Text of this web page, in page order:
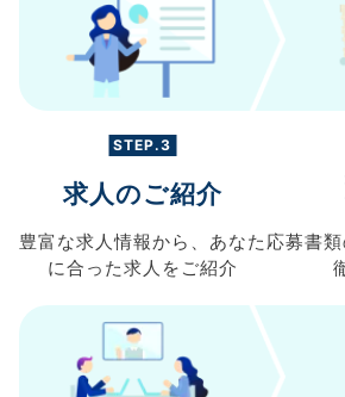
STEP.3
求人のご紹介
豊富な求人情報から、 あなた
に合った求人を ご紹介
応募書